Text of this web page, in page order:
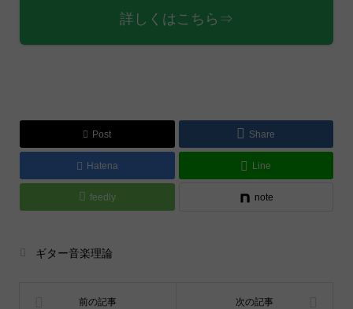
詳しくはこちら⇒
Post Share
Hatena Line
feedly note
ギター音楽理論